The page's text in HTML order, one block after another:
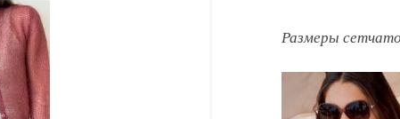
Размеры